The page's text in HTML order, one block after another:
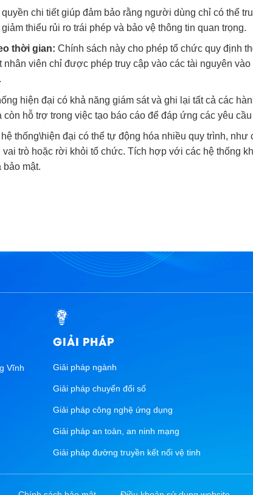
chi tiết giúp đảm bảo rằng người dùng chỉ có thể
thiểu rủi ro trái phép và bảo vệ thông tin quan trọng.
thời gian: Chính sách này cho phép tổ chức quy định
nhân viên chỉ được phép truy cập vào các tài nguyên
hiện đại có khả năng giám sát và ghi lại tất cả các
hỗ trợ trong việc tạo báo cáo để đáp ứng các yêu
thống\hiện đại có thể tự động hóa nhiều quy trình, như
trò hoặc rời khỏi tổ chức. Tích hợp với các hệ thống
bảo mật.
Vĩnh
GIẢI PHÁP
Giải pháp ngành
Giải pháp chuyển đổi số
Giải pháp công nghệ ứng dụng
Giải pháp an toàn, an ninh mạng
Giải pháp đường truyền kết nối vệ tinh